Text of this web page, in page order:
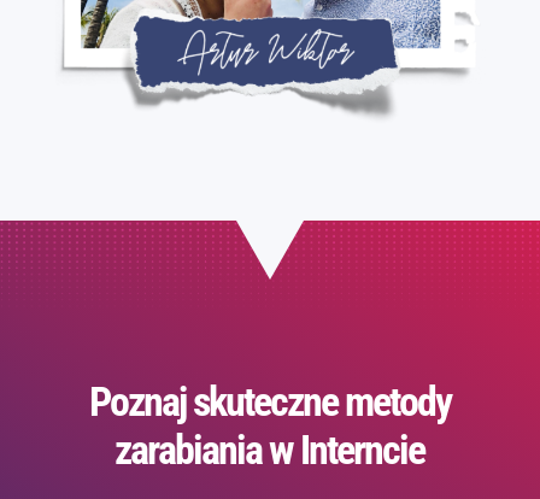
Poznaj skuteczne metody
zarabiania w Interncie